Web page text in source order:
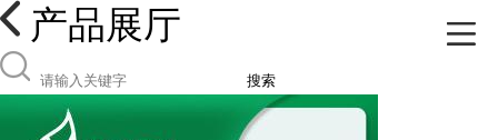
产品展厅
搜索